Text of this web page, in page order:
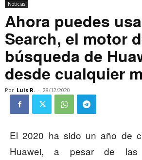
Noticias
Ahora puedes
Search, el motor
búsqueda de
desde cualquier
Por Luis R. - 28/12/2020
El 2020 ha sido un año de
Huawei, a pesar de las